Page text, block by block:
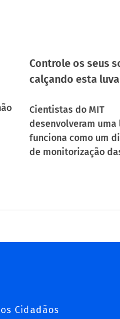
Controle os seus
calçando esta luva
Cientistas do MIT
desenvolveram uma
funciona como um
de monitorização
Cidadãos